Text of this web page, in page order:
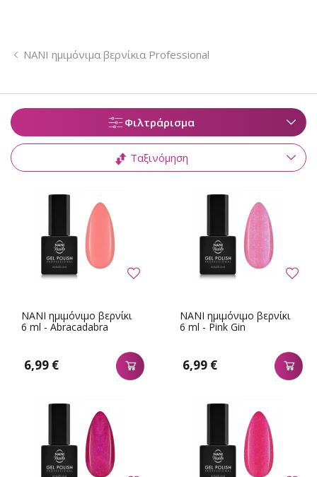
NANI ημιμόνιμα βερνίκια Professional
Φιλτράρισμα
Ταξινόμηση
NANI ημιμόνιμο βερνίκι
6 ml - Abracadabra
6,99 €
NANI ημιμόνιμο βερνίκι
6 ml - Pink Gin
6,99 €